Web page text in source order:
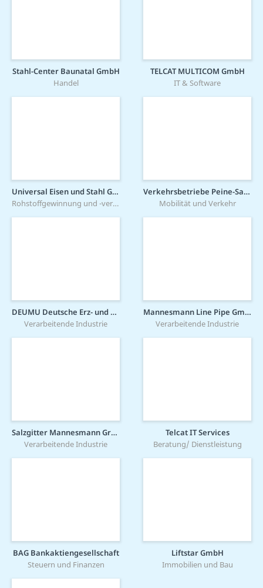
Stahl-Center Baunatal GmbH
Handel
TELCAT MULTICOM GmbH
IT & Software
Universal Eisen und Stahl GmbH
Rohstoffgewinnung und -verarbeitung
Verkehrsbetriebe Peine-Salzgitter GmbH
Mobilität und Verkehr
DEUMU Deutsche Erz- und Metall-Union GmbH
Verarbeitende Industrie
Mannesmann Line Pipe GmbH
Verarbeitende Industrie
Salzgitter Mannesmann Grobblech GmbH
Verarbeitende Industrie
Telcat IT Services
Beratung/ Dienstleistung
BAG Bankaktiengesellschaft
Steuern und Finanzen
Liftstar GmbH
Immobilien und Bau